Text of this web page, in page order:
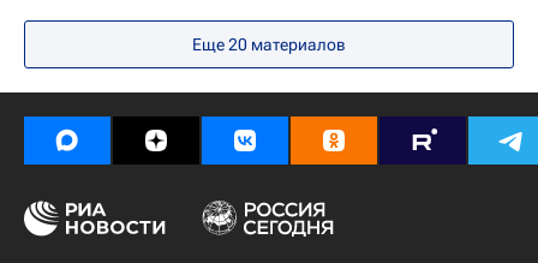
Китай
Джо Байден
Дональд Трамп
Еще 20 материалов